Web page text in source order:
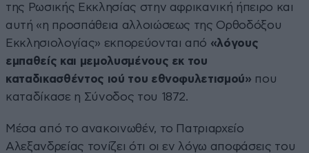
της Ρωσικής Εκκλησίας στην αφρικανική ήπειρο και
αυτή «η προσπάθεια αλλοιώσεως της Ορθοδόξου
Εκκλησιολογίας» εκπορεύονται από «λόγους
εμπαθείς και μεμολυσμένους εκ του
καταδικασθέντος ιού του εθνοφυλετισμού» που
καταδίκασε η Σύνοδος του 1872.
Μέσα από το ανακοινωθέν, το Πατριαρχείο
Αλεξανδρείας τονίζει ότι οι εν λόγω αποφάσεις του